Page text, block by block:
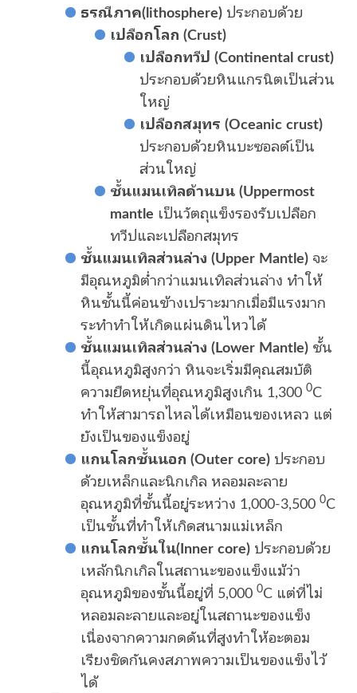
ธรณีภาค(lithosphere)ประกอบด้วย
เปลือกโลก (Crust)
เปลือกทวีป (Continental crust)
ประกอบด้วยหินแกรนิตเป็นส่วน
ใหญ่
เปลือกสมุทร (Oceanic crust)
ประกอบด้วยหินบะซอลต์เป็น
ส่วนใหญ่
ชั้นแมนเทิลด้านบน (Uppermost
mantle เป็นวัตถุแข็งรองรับเปลือก
ทวีปและเปลือกสมุทร
ชั้นแมนเทิลส่วนล่าง (Upper Mantle)จะ
มีอุณหภูมิต่ำกว่าแมนเทิลส่วนล่าง ทำให้
หินชั้นนี้ค่อนข้างเปราะมากเมื่อมีแรงมาก
ระทำทำให้เกิดแผ่นดินไหวได้
ชั้นแมนเทิลส่วนล่าง (Lower Mantle)ชั้น
นี้อุณหภูมิสูงกว่า หินจะเริ่มมีคุณสมบัติ
ความยืดหยุ่นที่อุณหภูมิสูงเกิน 1,300 0C
ทำให้สามารถไหลได้เหมือนของเหลว แต่
ยังเป็นของแข็งอยู่
แกนโลกชั้นนอก (Outer core)ประกอบ
ด้วยเหล็กและนิกเกิล หลอมละลาย
อุณหภูมิที่ชั้นนี้อยู่ระหว่าง 1,000-3,500 0C
เป็นชั้นที่ทำให้เกิดสนามแม่เหล็ก
แกนโลกชั้นใน(Inner core)ประกอบด้วย
เหล้กนิกเกิลในสถานะของแข็งแม้ว่า
อุณหภูมิของชั้นนี้อยู่ที่ 5,000 0C แต่ที่ไม่
หลอมละลายและอยู่ในสถานะของแข็ง
เนื่องจากความกดดันที่สูงทำให้อะตอม
เรียงชิดกันคงสภาพความเป็นของแข็งไว้
ได้